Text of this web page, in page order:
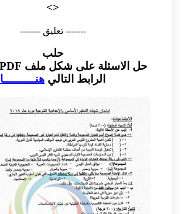
<>
------- تعليق -------
حلب
الرابط التالي هنـــــــــا